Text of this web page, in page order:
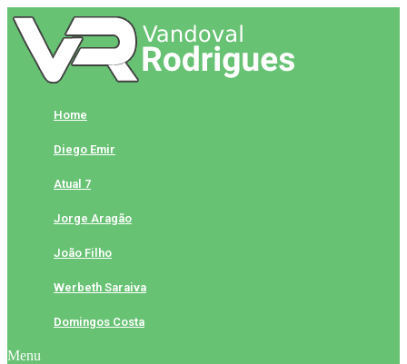
Skip
to
content
Home
Diego Emir
Atual 7
Jorge Aragão
João Filho
Werbeth Saraiva
Domingos Costa
Menu